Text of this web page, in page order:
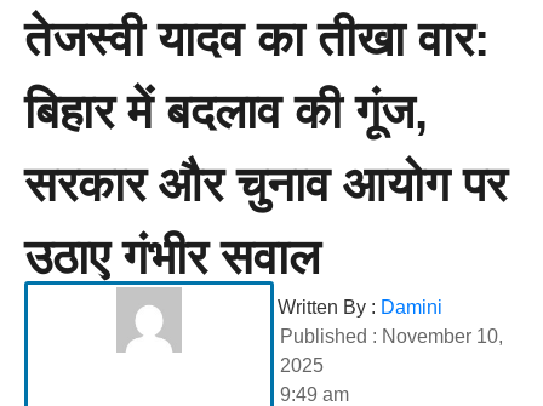
तेजस्वी यादव का तीखा वार:
बिहार में बदलाव की गूंज,
सरकार और चुनाव आयोग पर
उठाए गंभीर सवाल
Written By : Damini
Published : November 10,
2025
9:49 am